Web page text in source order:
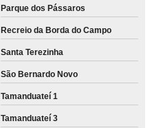
Parque dos Pássaros
Recreio da Borda do Campo
Santa Terezinha
São Bernardo Novo
Tamanduateí 1
Tamanduateí 3